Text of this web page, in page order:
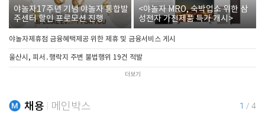
야놀자17주년 기념 야놀자 통합발
주센터 할인 프로모션 진행
<야놀자 MRO, 숙박업소 위한 삼
성전자 가전제품 특가 개시>
야놀자제휴점 금융혜택제공 위한 제휴 및 금융서비스 게시
울산시, 피서․행락지 주변 불법행위 19건 적발
더보기
채용 메인박스 1 / 4